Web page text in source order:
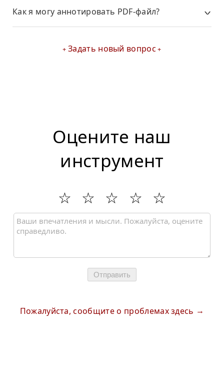
Как я могу аннотировать PDF-файл?
Задать новый вопрос
Оцените наш
инструмент
Отправить
Пожалуйста, сообщите о проблемах здесь